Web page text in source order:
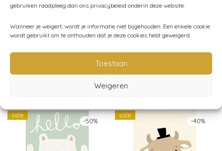
gebruiken raadpleeg dan ons privacybeleid onderin deze website.
Wanneer je weigert, wordt je informatie niet bijgehouden. Een enkele cookie
wordt gebruikt om te onthouden dat je deze cookies hebt geweigerd.
Toestaan
Weigeren
Artikelnummer:MimiA443
Categorieën:Groene Babykamer ,Kinderkamer,Mimirella
Gerelateerde producten
-50%
sale
-40%
sale